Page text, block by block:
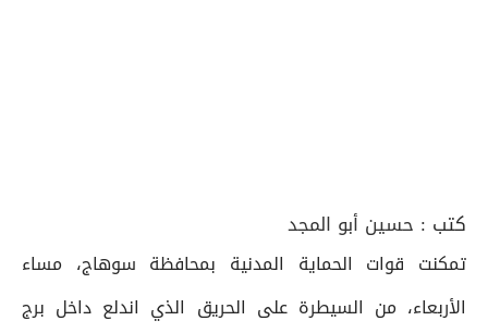
كتب : حسين أبو المجد
تمكنت قوات الحماية المدنية بمحافظة سوهاج، مساء
الأربعاء، من السيطرة على الحريق الذي اندلع داخل برج